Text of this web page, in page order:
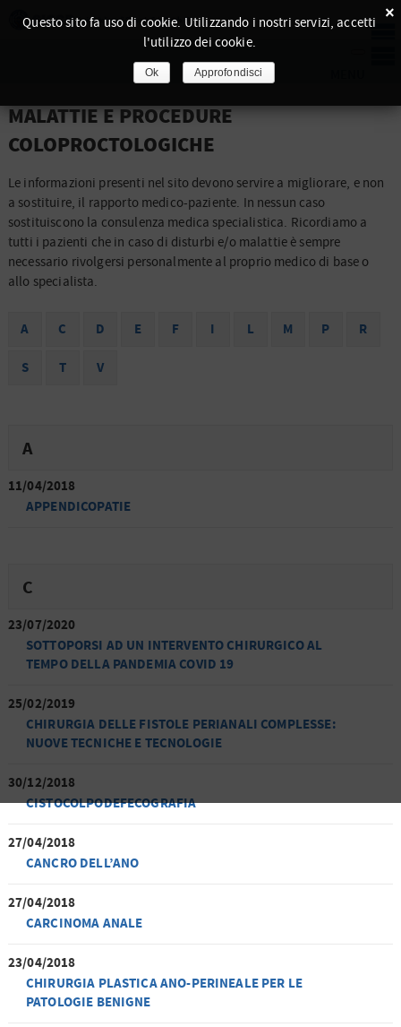
MALATTIE E PROCEDURE
COLOPROCTOLOGICHE
Le informazioni presenti nel sito devono servire a migliorare, e non
a sostituire, il rapporto medico-paziente. In nessun caso
sostituiscono la consulenza medica specialistica. Ricordiamo a
tutti i pazienti che in caso di disturbi e/o malattie è sempre
necessario rivolgersi personalmente al proprio medico di base o
allo specialista.
A C D E F I L M P R
S T V
A
11/04/2018
APPENDICOPATIE
C
23/07/2020
SOTTOPORSI AD UN INTERVENTO CHIRURGICO AL
TEMPO DELLA PANDEMIA COVID 19
25/02/2019
CHIRURGIA DELLE FISTOLE PERIANALI COMPLESSE:
NUOVE TECNICHE E TECNOLOGIE
30/12/2018
CISTOCOLPODEFECOGRAFIA
27/04/2018
CANCRO DELL’ANO
27/04/2018
CARCINOMA ANALE
23/04/2018
CHIRURGIA PLASTICA ANO-PERINEALE PER LE
PATOLOGIE BENIGNE
×
Questo sito fa uso di cookie. Utilizzando i nostri servizi, accetti
l'utilizzo dei cookie.
Ok Approfondisci